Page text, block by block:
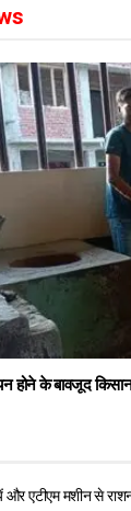
होने के बावजूद
और एटीएम मशीन से